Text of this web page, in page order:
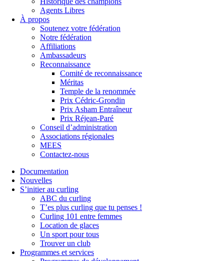
Agents Libres
À propos
Soutenez votre fédération
Notre fédération
Affiliations
Ambassadeurs
Reconnaissance
Comité de reconnaissance
Méritas
Temple de la renommée
Prix Cédric-Grondin
Prix Asham Entraîneur
Prix Réjean-Paré
Conseil d’administration
Associations régionales
MEES
Contactez-nous
Documentation
Nouvelles
S’initier au curling
ABC du curling
T’es plus curling que tu penses !
Curling 101 entre femmes
Location de glaces
Un sport pour tous
Trouver un club
Programmes et services